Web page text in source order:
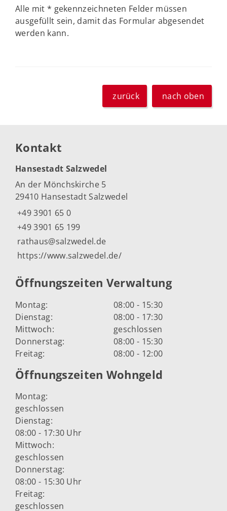
Alle mit * gekennzeichneten Felder müssen
ausgefüllt sein, damit das Formular abgesendet
werden kann.
zurück nach oben
Kontakt
Hansestadt Salzwedel
An der Mönchskirche 5
29410 Hansestadt Salzwedel
+49 3901 65 0
+49 3901 65 199
rathaus@salzwedel.de
https://www.salzwedel.de/
Öffnungszeiten Verwaltung
Montag:
08:00 - 15:30
Dienstag:
08:00 - 17:30
Mittwoch:
geschlossen
Donnerstag:
08:00 - 15:30
Freitag:
08:00 - 12:00
Öffnungszeiten Wohngeld
Montag:
geschlossen
Dienstag:
08:00 - 17:30 Uhr
Mittwoch:
geschlossen
Donnerstag:
08:00 - 15:30 Uhr
Freitag:
geschlossen